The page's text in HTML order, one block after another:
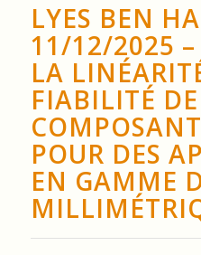
LYES BEN
11/12/2025 –
LA
FIABILITÉ DE
POUR DES
EN GAMME